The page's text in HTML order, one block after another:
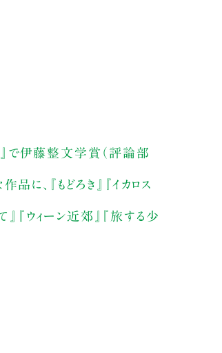
で伊藤整文学賞（評論部
、『もどろき』『イカロス
『ウィーン近郊』『旅する少